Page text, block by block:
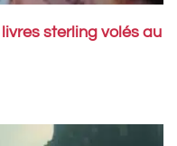
sterling volés au